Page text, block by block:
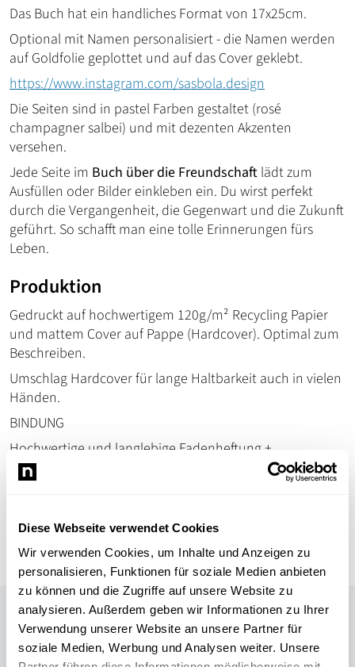
Diese Webseite verwendet Cookies
Wir verwenden Cookies, um Inhalte und Anzeigen zu
personalisieren, Funktionen für soziale Medien anbieten
zu können und die Zugriffe auf unsere Website zu
analysieren. Außerdem geben wir Informationen zu Ihrer
Verwendung unserer Website an unsere Partner für
soziale Medien, Werbung und Analysen weiter. Unsere
Das Buch hat ein handliches Format von 17x25cm.
Optional mit Namen personalisiert - die Namen werden
auf Goldfolie geplottet und auf das Cover geklebt.
https://www.instagram.com/sasbola.design
Die Seiten sind in pastel Farben gestaltet (rosé
champagner salbei) und mit dezenten Akzenten
versehen.
Jede Seite im Buch über die Freundschaft lädt zum
Ausfüllen oder Bilder einkleben ein. Du wirst perfekt
durch die Vergangenheit, die Gegenwart und die Zukunft
geführt. So schafft man eine tolle Erinnerungen fürs
Leben.
Produktion
Gedruckt auf hochwertigem 120g/m² Recycling Papier
und mattem Cover auf Pappe (Hardcover). Optimal zum
Beschreiben.
Umschlag Hardcover für lange Haltbarkeit auch in vielen
Händen.
BINDUNG
Hochwertige und langlebige Fadenheftung +
Klebebindung sorgt für Stabilität. Ein Kapitalband geben
der Klebebindung den notwendigen Schutz vor Schmutz
Schau dir das Video an
Du musst den Marketing Cookiesin den Cookie-Einstellungen
zustimmen, um diesen Inhalt sehen zu können.
COOKIE-EINSTELLUNGEN ÄNDERN